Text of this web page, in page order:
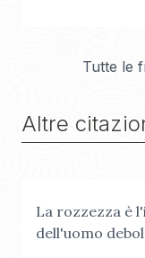
Tutte le
Altre
La rozzezza è
dell'uomo